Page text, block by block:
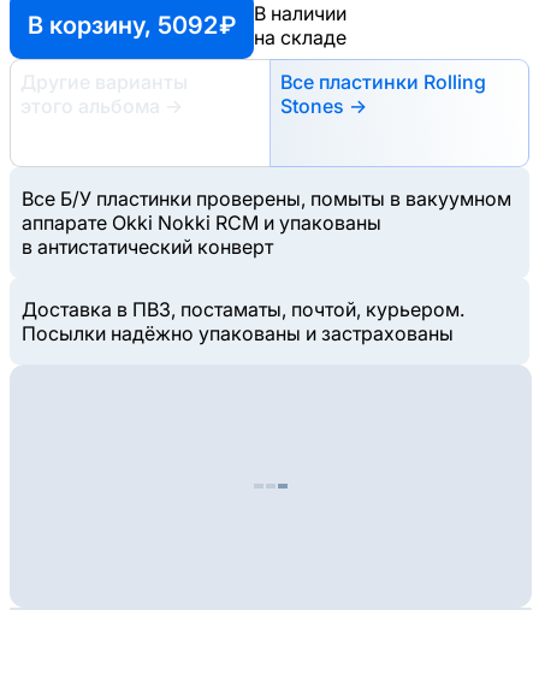
В корзину, 5092 ₽
В наличии
на складе
Другие варианты
этого альбома
→
Все пластинки Rolling
Stones →
Все Б/У пластинки проверены, помыты в вакуумном
аппарате Okki Nokki RCM и упакованы
в антистатический конверт
Доставка в ПВЗ, постаматы, почтой, курьером.
Посылки надёжно упакованы и застрахованы